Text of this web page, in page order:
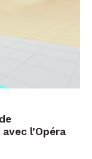
l’Opéra